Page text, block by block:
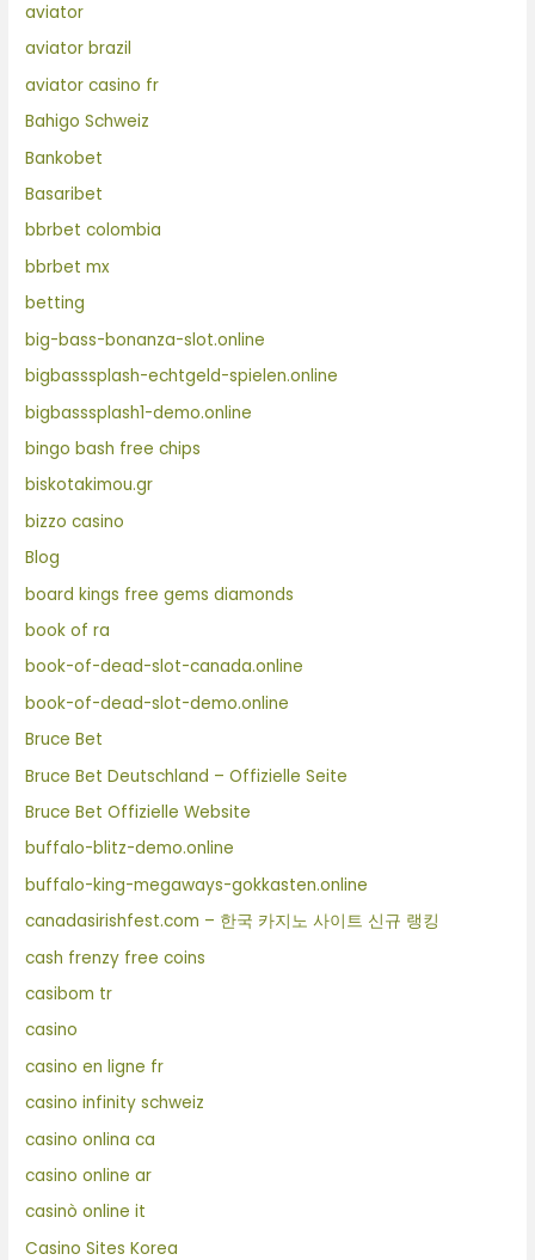
aviator
aviator brazil
aviator casino fr
Bahigo Schweiz
Bankobet
Basaribet
bbrbet colombia
bbrbet mx
betting
big-bass-bonanza-slot.online
bigbasssplash-echtgeld-spielen.online
bigbasssplash1-demo.online
bingo bash free chips
biskotakimou.gr
bizzo casino
Blog
board kings free gems diamonds
book of ra
book-of-dead-slot-canada.online
book-of-dead-slot-demo.online
Bruce Bet
Bruce Bet Deutschland – Offizielle Seite
Bruce Bet Offizielle Website
buffalo-blitz-demo.online
buffalo-king-megaways-gokkasten.online
canadasirishfest.com – 한국 카지노 사이트 신규 랭킹
cash frenzy free coins
casibom tr
casino
casino en ligne fr
casino infinity schweiz
casino onlina ca
casino online ar
casinò online it
Casino Sites Korea